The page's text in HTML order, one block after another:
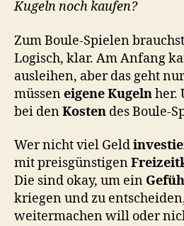
Kugeln noch kaufen?
Zum Boule-Spielen
Logisch, klar. Am Anfang
ausleihen, aber das geht
müsseneigene Kugelnher.
bei denKosten des Boule-
Wer nicht viel Geld
mit preisgünstigen
Die sind okay, um ein
kriegen und zu
weitermachen will oder